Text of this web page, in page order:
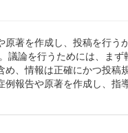
著を作成し、投稿を行う
議論を行うためには、ま
、情報は正確にかつ投稿
報告や原著を作成し、指